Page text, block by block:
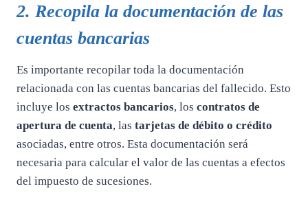
2. Recopila la documentación de las
cuentas bancarias
Es importante recopilar toda la documentación
relacionada con las cuentas bancarias del fallecido. Esto
incluye los extractos bancarios, los contratos de
apertura de cuenta, las tarjetas de débito o crédito
asociadas, entre otros. Esta documentación será
necesaria para calcular el valor de las cuentas a efectos
del impuesto de sucesiones.